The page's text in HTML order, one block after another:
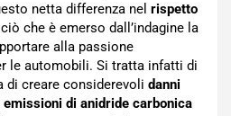
netta differenza nel rispetto
che è emerso dall’indagine la
alla passione
le automobili. Si tratta infatti di
di creare considerevoli danni
emissioni di anidride carbonica